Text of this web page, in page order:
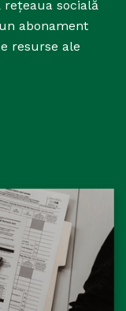
socială
abonament
resurse ale